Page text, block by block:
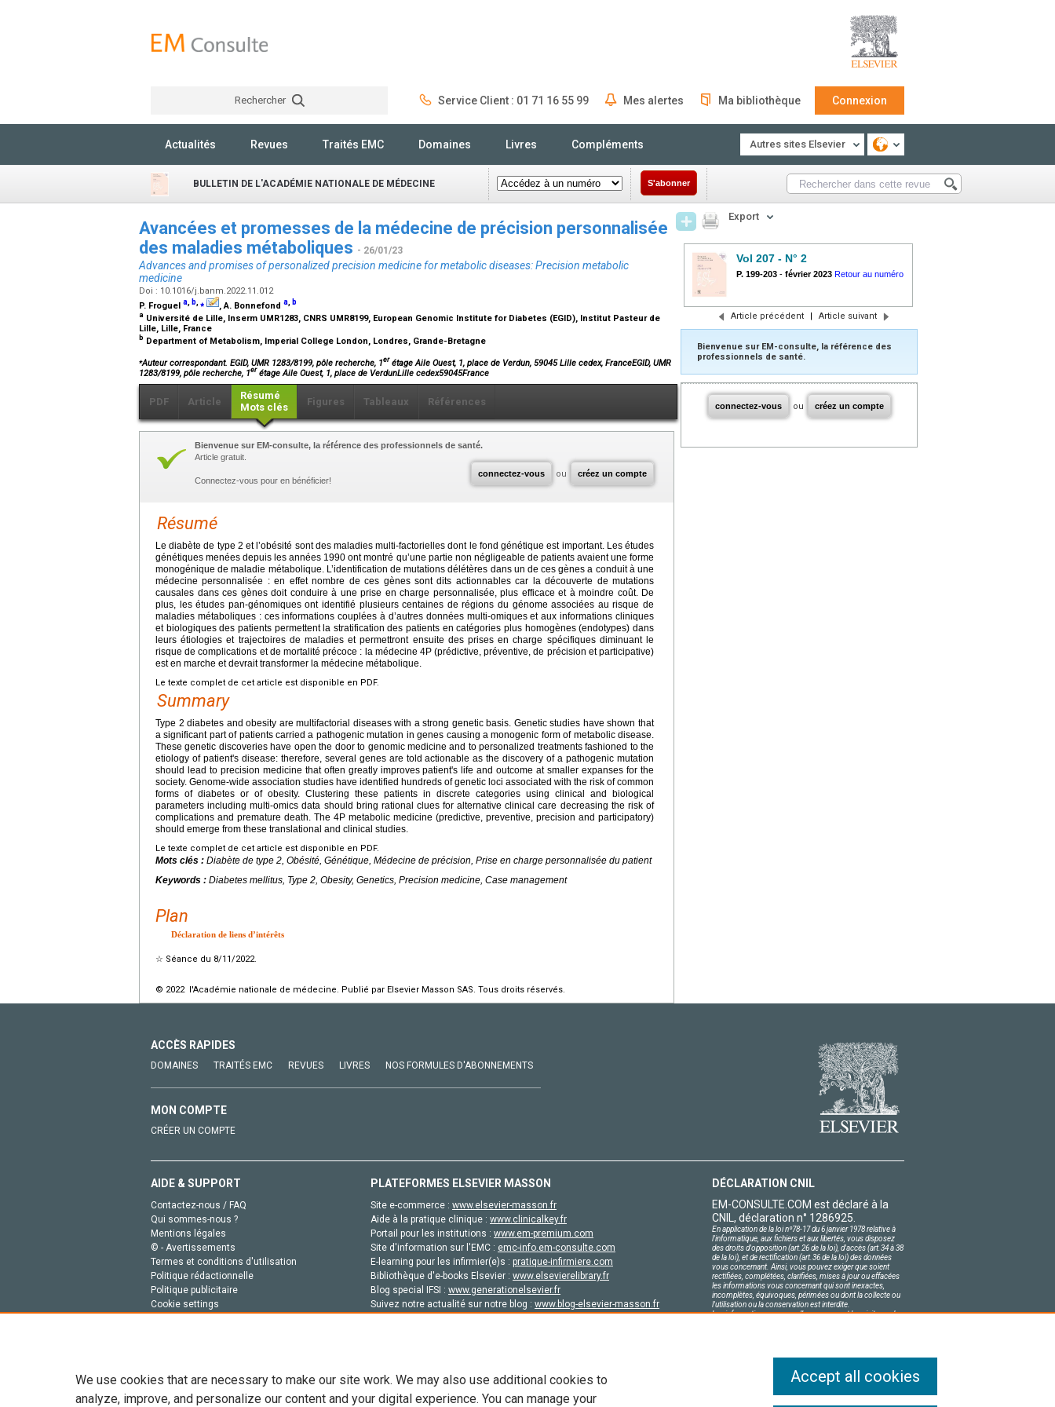
Rechercher Service Client : 01 71 16 55 99 Mes alertes Ma bibliothèque Connexion
Actualités Revues Traités EMC Domaines Livres Compléments Autres sites Elsevier
BULLETIN DE L'ACADÉMIE NATIONALE DE MÉDECINE S'abonner
Avancées et promesses de la médecine de précision personnalisée
des maladies métaboliques - 26/01/23
Advances and promises of personalized precision medicine for metabolic diseases: Precision metabolic
medicine
Doi : 10.1016/j.banm.2022.11.012
P. Froguel a, b,⁎ , A. Bonnefond a, b
a Université de Lille, Inserm UMR1283, CNRS UMR8199, European Genomic Institute for Diabetes (EGID), Institut Pasteur de
Lille, Lille, France
b Department of Metabolism, Imperial College London, Londres, Grande-Bretagne
⁎Auteur correspondant. EGID, UMR 1283/8199, pôle recherche, 1er étage Aile Ouest, 1, place de Verdun, 59045 Lille cedex, FranceEGID, UMR
1283/8199, pôle recherche, 1er étage Aile Ouest, 1, place de VerdunLille cedex59045France
PDF Article
Résumé
Mots clés
Figures Tableaux Références
connectez-vous ou créez un compte
Bienvenue sur EM-consulte, la référence des professionnels de santé.
Article gratuit.
Connectez-vous pour en bénéficier!
Résumé
Le diabète de type 2 et l’obésité sont des maladies multi-factorielles dont le fond génétique est important. Les études
génétiques menées depuis les années 1990 ont montré qu’une partie non négligeable de patients avaient une forme
monogénique de maladie métabolique. L’identification de mutations délétères dans un de ces gènes a conduit à une
médecine personnalisée : en effet nombre de ces gènes sont dits actionnables car la découverte de mutations
causales dans ces gènes doit conduire à une prise en charge personnalisée, plus efficace et à moindre coût. De
plus, les études pan-génomiques ont identifié plusieurs centaines de régions du génome associées au risque de
maladies métaboliques : ces informations couplées à d’autres données multi-omiques et aux informations cliniques
et biologiques des patients permettent la stratification des patients en catégories plus homogènes (endotypes) dans
leurs étiologies et trajectoires de maladies et permettront ensuite des prises en charge spécifiques diminuant le
risque de complications et de mortalité précoce : la médecine 4P (prédictive, préventive, de précision et participative)
est en marche et devrait transformer la médecine métabolique.
Le texte complet de cet article est disponible en PDF.
Summary
Type 2 diabetes and obesity are multifactorial diseases with a strong genetic basis. Genetic studies have shown that
a significant part of patients carried a pathogenic mutation in genes causing a monogenic form of metabolic disease.
These genetic discoveries have open the door to genomic medicine and to personalized treatments fashioned to the
etiology of patient's disease: therefore, several genes are told actionable as the discovery of a pathogenic mutation
should lead to precision medicine that often greatly improves patient's life and outcome at smaller expanses for the
society. Genome-wide association studies have identified hundreds of genetic loci associated with the risk of common
forms of diabetes or of obesity. Clustering these patients in discrete categories using clinical and biological
parameters including multi-omics data should bring rational clues for alternative clinical care decreasing the risk of
complications and premature death. The 4P metabolic medicine (predictive, preventive, precision and participatory)
should emerge from these translational and clinical studies.
Le texte complet de cet article est disponible en PDF.
Mots clés : Diabète de type 2, Obésité, Génétique, Médecine de précision, Prise en charge personnalisée du patient
Keywords : Diabetes mellitus, Type 2, Obesity, Genetics, Precision medicine, Case management
Plan
Déclaration de liens d’intérêts
☆ Séance du 8/11/2022.
© 2022 l'Académie nationale de médecine. Publié par Elsevier Masson SAS. Tous droits réservés.
Export
Vol 207 - N° 2
P. 199-203 - février 2023 Retour au numéro
Article précédent | Article suivant
Bienvenue sur EM-consulte, la référence des
professionnels de santé.
connectez-vous ou créez un compte
ACCÈS RAPIDES
DOMAINES TRAITÉS EMC REVUES LIVRES NOS FORMULES D'ABONNEMENTS
MON COMPTE
CRÉER UN COMPTE
AIDE & SUPPORT
Contactez-nous / FAQ
Qui sommes-nous ?
Mentions légales
© - Avertissements
Termes et conditions d'utilisation
Politique rédactionnelle
Politique publicitaire
Cookie settings
PLATEFORMES ELSEVIER MASSON
Site e-commerce : www.elsevier-masson.fr
Aide à la pratique clinique : www.clinicalkey.fr
Portail pour les institutions : www.em-premium.com
Site d'information sur l'EMC : emc-info.em-consulte.com
E-learning pour les infirmier(e)s : pratique-infirmiere.com
Bibliothèque d'e-books Elsevier : www.elsevierelibrary.fr
Blog special IFSI : www.generationelsevier.fr
Suivez notre actualité sur notre blog : www.blog-elsevier-masson.fr
DÉCLARATION CNIL
EM-CONSULTE.COM est déclaré à la
CNIL, déclaration n° 1286925.
En application de la loi nº78-17 du 6 janvier 1978 relative à
l'informatique, aux fichiers et aux libertés, vous disposez
des droits d'opposition (art.26 de la loi), d'accès (art.34 à 38
de la loi), et de rectification (art.36 de la loi) des données
vous concernant. Ainsi, vous pouvez exiger que soient
rectifiées, complétées, clarifiées, mises à jour ou effacées
les informations vous concernant qui sont inexactes,
incomplètes, équivoques, périmées ou dont la collecte ou
l'utilisation ou la conservation est interdite.
Les informations personnelles concernant les visiteurs de
We use cookies that are necessary to make our site work. We may also use additional cookies to
analyze, improve, and personalize our content and your digital experience. You can manage your
Accept all cookies